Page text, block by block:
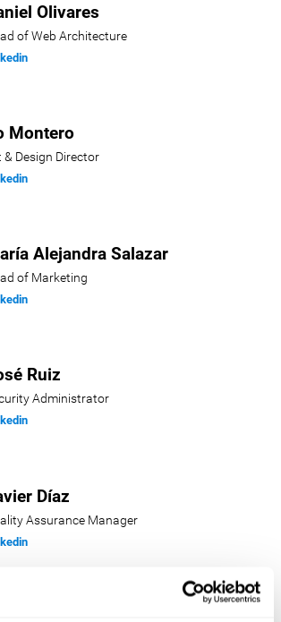
Olivares
of Web Architecture
Montero
& Design Director
Alejandra Salazar
of Marketing
Ruiz
Administrator
Díaz
Assurance Manager